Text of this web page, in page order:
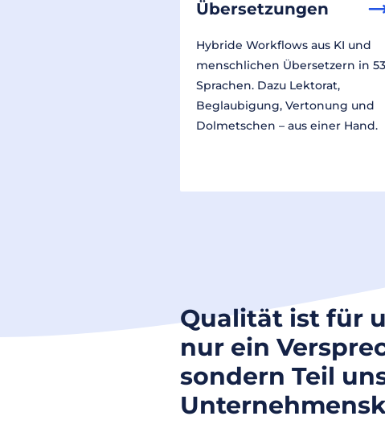
Übersetzungen
Hybride Workflows aus KI und
menschlichen Übersetzern in 53
Sprachen. Dazu Lektorat,
Beglaubigung, Vertonung und
Dolmetschen – aus einer Hand.
Qualität ist für
nur ein
sondern Teil